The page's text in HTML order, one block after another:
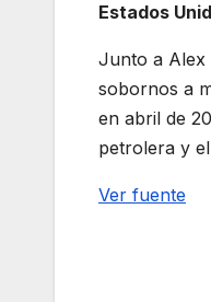
Estados
Junto a Alex
sobornos a
en abril de
petrolera y
Ver fuente